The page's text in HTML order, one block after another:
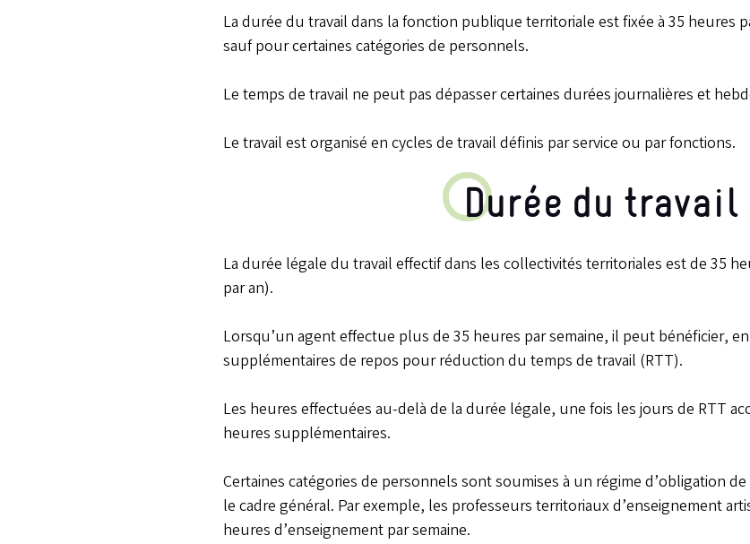
Time management concept with wooden blocks with icons, big clock on wooden
La durée du travail dans la fonction publique territoriale est fixée à 35 heures
sauf pour certaines catégories de personnels.
Le temps de travail ne peut pas dépasser certaines durées journalières et
Le travail est organisé en cycles de travail définis par service ou par fonctions.
Durée du travail
La durée légale du travail effectif dans les collectivités territoriales est de 35
par an).
Lorsqu’un agent effectue plus de 35 heures par semaine, il peut bénéficier,
supplémentaires de repos pour réduction du temps de travail (RTT).
Les heures effectuées au-delà de la durée légale, une fois les jours de RTT
heures supplémentaires.
Certaines catégories de personnels sont soumises à un régime d’obligation
le cadre général. Par exemple, les professeurs territoriaux d’enseignement
heures d’enseignement par semaine.